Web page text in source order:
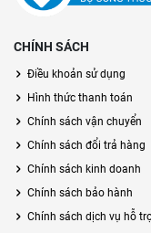
CHÍNH SÁCH
Điều khoản sử dụng
Hình thức thanh toán
Chính sách vận chuyển
Chính sách đổi trả hàng
Chính sách kinh doanh
Chính sách bảo hành
Chính sách dịch vụ hỗ